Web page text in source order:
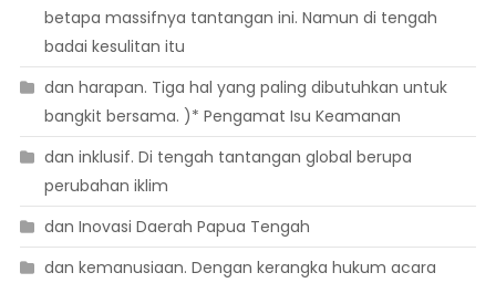
betapa massifnya tantangan ini. Namun di tengah
badai kesulitan itu
dan harapan. Tiga hal yang paling dibutuhkan untuk
bangkit bersama. )* Pengamat Isu Keamanan
dan inklusif. Di tengah tantangan global berupa
perubahan iklim
dan Inovasi Daerah Papua Tengah
dan kemanusiaan. Dengan kerangka hukum acara